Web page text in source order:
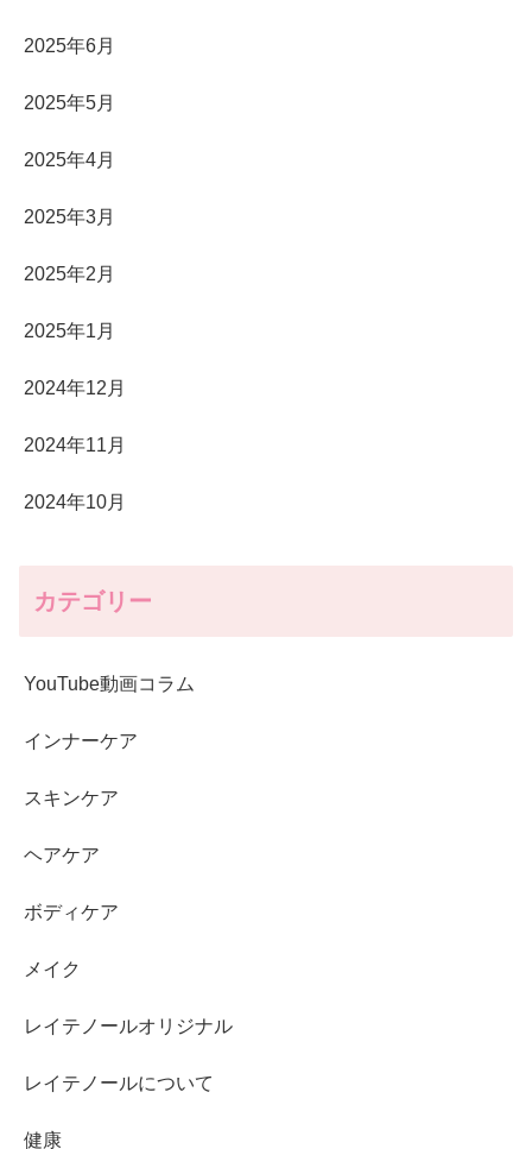
2025年6月
2025年5月
2025年4月
2025年3月
2025年2月
2025年1月
2024年12月
2024年11月
2024年10月
カテゴリー
YouTube動画コラム
インナーケア
スキンケア
ヘアケア
ボディケア
メイク
レイテノールオリジナル
レイテノールについて
健康